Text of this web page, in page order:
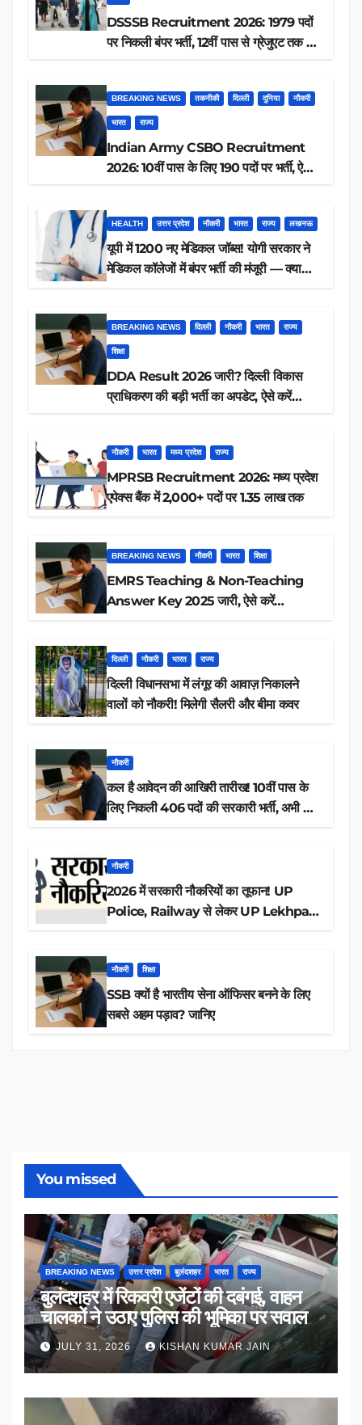
DSSSB Recruitment 2026: 1979 पदों
पर निकली बंपर भर्ती, 12वीं पास से ग्रेजुएट तक करें
BREAKING NEWS तकनीकी दिल्ली दुनिया नौकरी
भारत राज्य
Indian Army CSBO Recruitment
2026: 10वीं पास के लिए 190 पदों पर भर्ती, ऐसे
HEALTH उत्तर प्रदेश नौकरी भारत राज्य लखनऊ
यूपी में 1200 नए मेडिकल जॉब्स! योगी सरकार ने
मेडिकल कॉलेजों में बंपर भर्ती की मंजूरी — क्या
BREAKING NEWS दिल्ली नौकरी भारत राज्य
शिक्षा
DDA Result 2026 जारी? दिल्ली विकास
प्राधिकरण की बड़ी भर्ती का अपडेट, ऐसे करें
नौकरी भारत मध्य प्रदेश राज्य
MPRSB Recruitment 2026: मध्य प्रदेश
एपेक्स बैंक में 2,000+ पदों पर 1.35 लाख तक
BREAKING NEWS नौकरी भारत शिक्षा
EMRS Teaching & Non-Teaching
Answer Key 2025 जारी, ऐसे करें
दिल्ली नौकरी भारत राज्य
दिल्ली विधानसभा में लंगूर की आवाज़ निकालने
वालों को नौकरी! मिलेगी सैलरी और बीमा कवर
नौकरी
कल है आवेदन की आखिरी तारीख! 10वीं पास के
लिए निकली 406 पदों की सरकारी भर्ती, अभी करें
नौकरी
2026 में सरकारी नौकरियों का तूफान! UP
Police, Railway से लेकर UP Lekhpal
नौकरी शिक्षा
SSB क्यों है भारतीय सेना ऑफिसर बनने के लिए
सबसे अहम पड़ाव? जानिए
You missed
BREAKING NEWS उत्तर प्रदेश बुलंदशहर भारत राज्य
बुलंदशहर में रिकवरी एजेंटों की दबंगई, वाहन
चालकों ने उठाए पुलिस की भूमिका पर सवाल
JULY 31, 2026 KISHAN KUMAR JAIN